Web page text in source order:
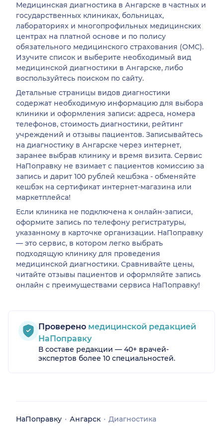
Медицинская диагностика в Ангарске в частных и
государственных клиниках, больницах,
лабораториях и многопрофильных медицинских
центрах на платной основе и по полису
обязательного медицинского страхования (ОМС).
Изучите список и выберите необходимый вид
медицинской диагностики в Ангарске, либо
воспользуйтесь поиском по сайту.
Детальные страницы видов диагностики
содержат необходимую информацию для выбора
клиники и оформления записи: адреса, номера
телефонов, стоимость диагностики, рейтинг
учреждений и отзывы пациентов. Записывайтесь
на диагностику в Ангарске через интернет,
заранее выбрав клинику и время визита. Сервис
НаПоправку не взимает с пациентов комиссию за
запись и дарит 100 рублей кешбэка - обменяйте
кешбэк на сертификат интернет-магазина или
маркетплейса!
Если клиника не подключена к онлайн-записи,
оформите запись по телефону регистратуры,
указанному в карточке организации. НаПоправку
— это сервис, в котором легко выбрать
подходящую клинику для проведения
медицинской диагностики. Сравнивайте цены,
читайте отзывы пациентов и оформляйте запись
онлайн с преимуществами сервиса НаПоправку!
Проверено медицинской редакцией
НаПоправку
В составе редакции — 40+ врачей-
экспертов более 10 специальностей.
НаПоправку Ангарск Диагностика